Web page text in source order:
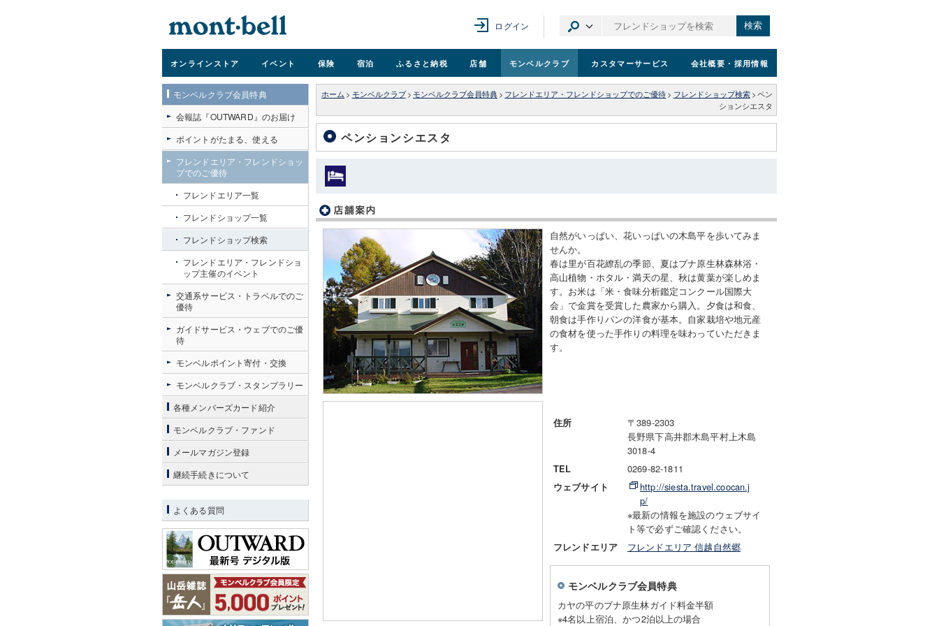
ログイン 検索
オンラインストア イベント 保険 宿泊 ふるさと納税 店舗 モンベルクラブ カスタマーサービス 会社概要 ・採用情報
ホーム > モンベルクラブ > モンベルクラブ会員特典 > フレンドエリア・フレンドショップでのご優待 > フレンドショップ検索 > ペン
ションシエスタ
ペンションシエスタ
自然がいっぱい、花いっぱいの木島平を歩いてみま
せんか。
春は里が百花繚乱の季節、夏はブナ原生林森林浴・
高山植物・ホタル・満天の星、秋は黄葉が楽しめま
す。お米は「米・食味分析鑑定コンクール国際大
会」で金賞を受賞した農家から購入。夕食は和食、
朝食は手作りパンの洋食が基本。自家栽培や地元産
の食材を使った手作りの料理を味わっていただきま
す。
住所
〒389-2303
長野県下高井郡木島平村上木島
3018-4
TEL 0269-82-1811
ウェブサイト
http://siesta.travel.coocan.j
p/
※最新の情報を施設のウェブサイ
ト等で必ずご確認ください。
フレンドエリア フレンドエリア 信越自然郷
モンベルクラブ会員特典
カヤの平のブナ原生林ガイド料金半額
※4名以上宿泊、かつ2泊以上の場合
モンベルクラブ会員特典
会報誌『OUTWARD』のお届け
ポイントがたまる、使える
フレンドエリア・フレンドショッ
プでのご優待
フレンドエリア一覧
フレンドショップ一覧
フレンドショップ検索
フレンドエリア・フレンドショ
ップ主催のイベント
交通系サービス・トラベルでのご
優待
ガイドサービス・ウェブでのご優
待
モンベルポイント寄付・交換
モンベルクラブ・スタンプラリー
各種メンバーズカード紹介
モンベルクラブ・ファンド
メールマガジン登録
継続手続きについて
よくある質問